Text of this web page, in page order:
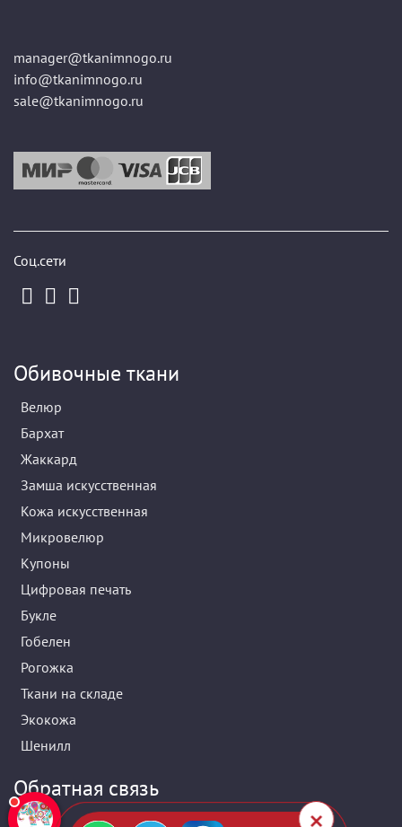
manager@tkanimnogo.ru
info@tkanimnogo.ru
sale@tkanimnogo.ru
Соц.сети
Обивочные ткани
Велюр
Бархат
Жаккард
Замша искусственная
Кожа искусственная
Микровелюр
Купоны
Цифровая печать
Букле
Гобелен
Рогожка
Ткани на складе
Экокожа
Шенилл
Обратная связь